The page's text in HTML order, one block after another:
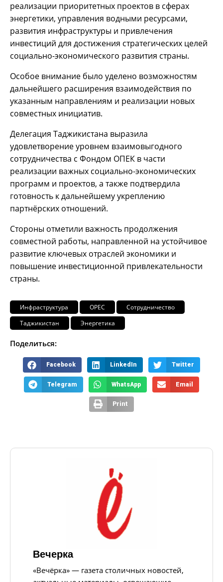
реализации приоритетных проектов в сферах
энергетики, управления водными ресурсами,
развития инфраструктуры и привлечения
инвестиций для достижения стратегических целей
социально-экономического развития страны.
Особое внимание было уделено возможностям
дальнейшего расширения взаимодействия по
указанным направлениям и реализации новых
совместных инициатив.
Делегация Таджикистана выразила
удовлетворение уровнем взаимовыгодного
сотрудничества с Фондом ОПЕК в части
реализации важных социально-экономических
программ и проектов, а также подтвердила
готовность к дальнейшему укреплению
партнёрских отношений.
Стороны отметили важность продолжения
совместной работы, направленной на устойчивое
развитие ключевых отраслей экономики и
повышение инвестиционной привлекательности
страны.
Инфраструктура ОРЕС
Сотрудничество
Таджикистан
Энергетика
Поделиться:
Facebook LinkedIn Twitter
Telegram WhatsApp Email
Print
Вечерка
«Вечёрка» — газета столичных новостей,